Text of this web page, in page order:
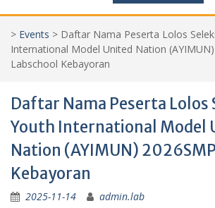
> Events > Daftar Nama Peserta Lolos
International Model United Nation
Labschool Kebayoran
Daftar Nama Peserta Lolos
Youth International Model
Nation (AYIMUN)
Kebayoran
2025-11-14 admin.lab